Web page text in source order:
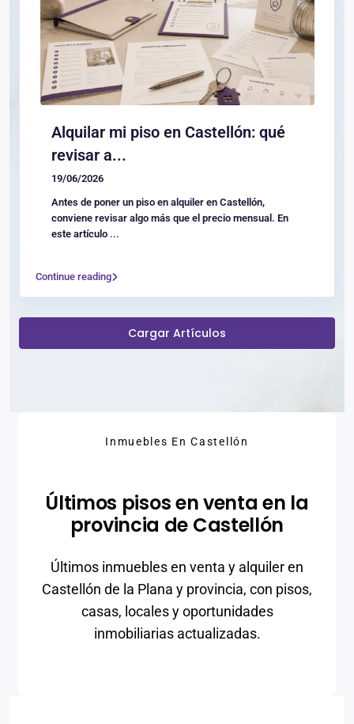
Alquilar mi piso en Castellón: qué
revisar a...
19/06/2026
Antes de poner un piso en alquiler en Castellón,
conviene revisar algo más que el precio mensual. En
este artículo ...
Continue reading
Cargar Artículos
Inmuebles En Castellón
Últimos pisos en venta en la
provincia de Castellón
Últimos inmuebles en venta y alquiler en
Castellón de la Plana y provincia, con pisos,
casas, locales y oportunidades
inmobiliarias actualizadas.